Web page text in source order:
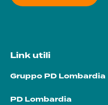
Link utili
Gruppo PD Lombardia
PD Lombardia